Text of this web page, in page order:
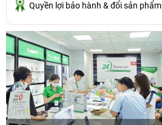
Quyền lợi bảo hành & đổi sản phẩm